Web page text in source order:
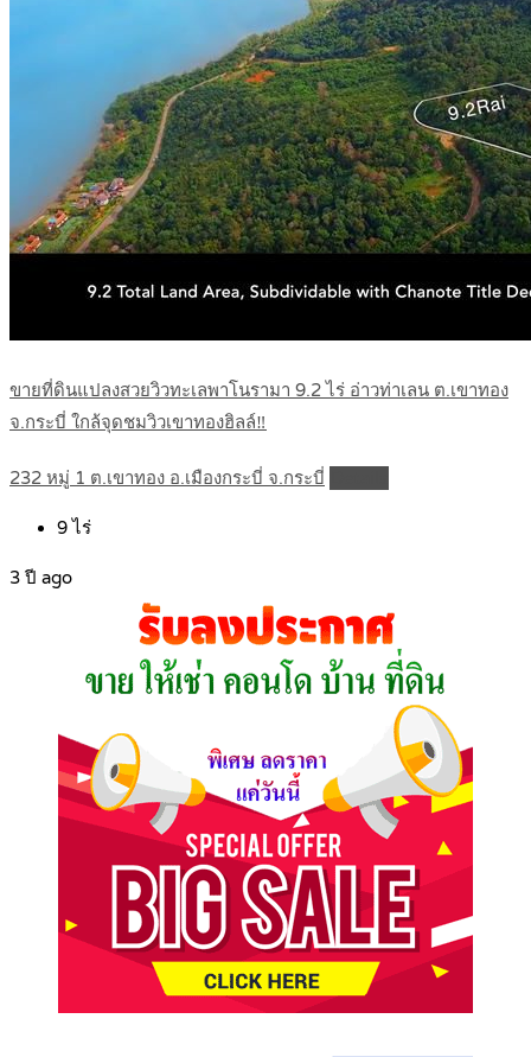
ขายที่ดินแปลงสวยวิวทะเลพาโนรามา 9.2 ไร่ อ่าวท่าเลน ต.เขาทอง
จ.กระบี่ ใกล้จุดชมวิวเขาทองฮิลล์‼️
232 หมู่ 1 ต.เขาทอง อ.เมืองกระบี่ จ.กระบี่
9 ไร่
3 ปี ago